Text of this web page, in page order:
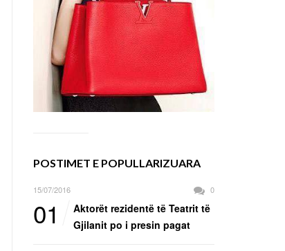
POSTIMET E POPULLARIZUARA
15/07/2016 0
01
Aktorët rezidentë të Teatrit të
Gjilanit po i presin pagat